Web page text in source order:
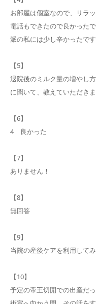
お部屋は個室なので、リラ
電話もできたので良かった
派の私には少し辛かった
【5】
退院後のミルク量の増やし
に聞いて、教えていただきま
【6】
4 良かった
【7】
ありません！
【8】
無回答
【9】
当院の産後ケアを利用して
【10】
予定の帝王切開での出産だ